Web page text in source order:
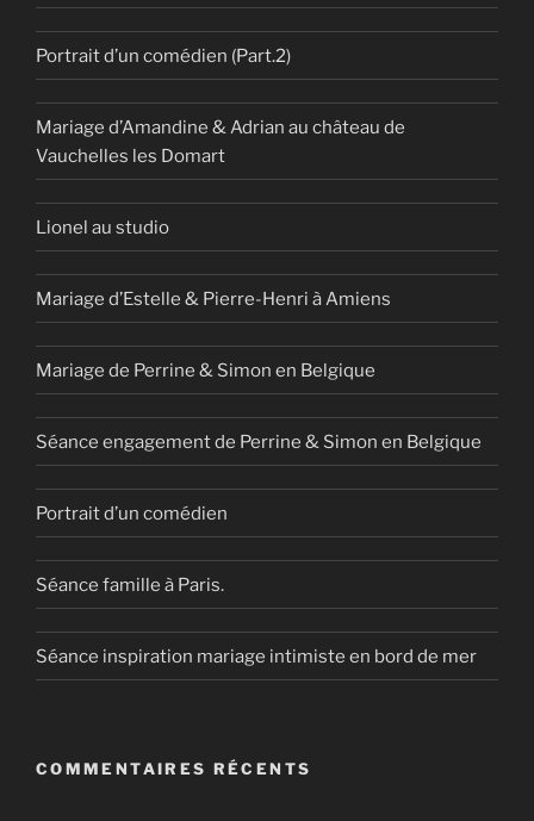
Portrait d’un comédien (Part.2)
Mariage d’Amandine & Adrian au château de
Vauchelles les Domart
Lionel au studio
Mariage d’Estelle & Pierre-Henri à Amiens
Mariage de Perrine & Simon en Belgique
Séance engagement de Perrine & Simon en Belgique
Portrait d’un comédien
Séance famille à Paris.
Séance inspiration mariage intimiste en bord de mer
COMMENTAIRES RÉCENTS